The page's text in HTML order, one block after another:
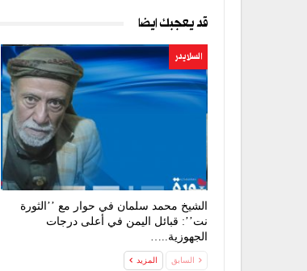
قد يعجبك ايضا
السلايدر
الشيخ محمد سلمان في حوار مع ’’الثورة
نت’’: قبائل اليمن في أعلى درجات
الجهوزية..…
السابق المزيد